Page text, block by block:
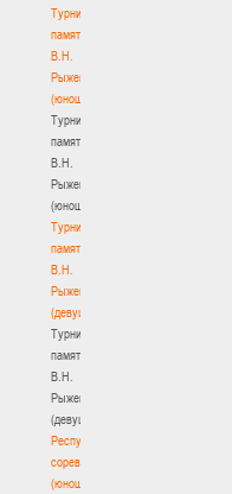
Турнир
памяти
В.Н.
Рыженкова
(юноши)
Турнир
памяти
В.Н.
Рыженкова
(юноши)
Турнир
памяти
В.Н.
Рыженкова
(девушки)
Турнир
памяти
В.Н.
Рыженкова
(девушки)
Республиканские
соревнования
(юноши)